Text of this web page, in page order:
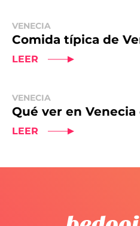
VENECIA
Comida típica de
LEER
VENECIA
Qué ver en
LEER